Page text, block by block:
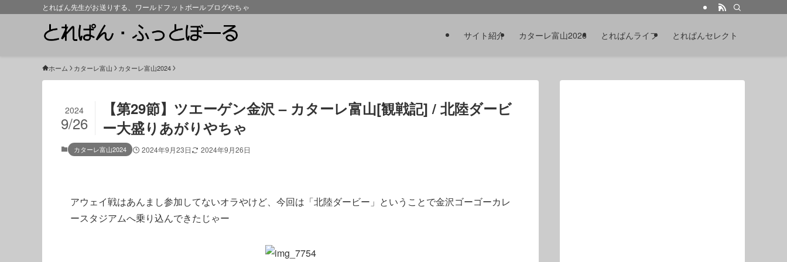
とれぱん先生がお送りする、ワールドフットボールブログやちゃ
サイト紹介 カターレ富山2026 とれぱんライフ とれぱんセレクト
ホーム カターレ富山 カターレ富山2024
【第29節】ツエーゲン金沢 – カターレ富山[観戦記] / 北陸ダービ
ー大盛りあがりやちゃ
2024
9/26
カターレ富山2024 2024年9月23日 2024年9月26日
アウェイ戦はあんまし参加してないオラやけど、今回は「北陸ダービー」ということで金沢ゴーゴーカレ
ースタジアムへ乗り込んできたじゃー